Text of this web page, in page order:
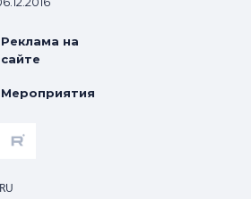
Реклама на
сайте
Мероприятия